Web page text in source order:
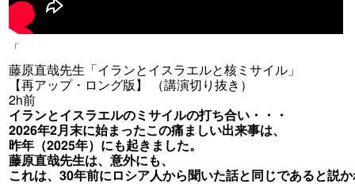
「
藤原直哉先生「イランとイスラエルと核ミサイル」
【再アップ・ロング版】 （講演切り抜き）
2h前
イランとイスラエルのミサイルの打ち合い・・・
2026年2月末に始まったこの痛ましい出来事は、
昨年（2025年）にも起きました。
藤原直哉先生は、意外にも、
これは、30年前にロシア人から聞いた話と同じであると説